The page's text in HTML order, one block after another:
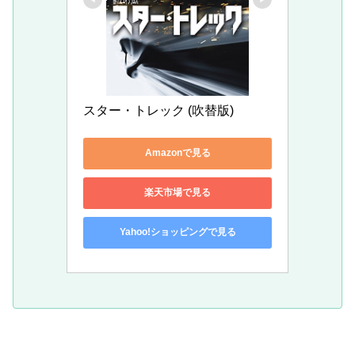
スター・トレック (吹替版)
Amazonで見る
楽天市場で見る
Yahoo!ショッピングで見る